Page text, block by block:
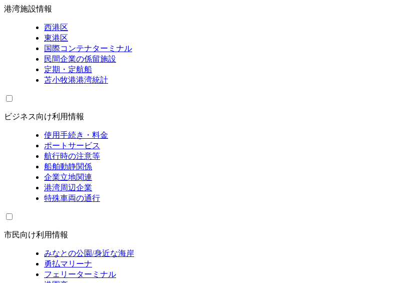
港湾施設情報
西港区
東港区
国際コンテナターミナル
民間企業の係留施設
定期・定航船
苫小牧港港湾統計
ビジネス向け利用情報
使用手続き・料金
ポートサービス
航行時の注意等
船舶動静関係
企業立地関連
港湾周辺企業
特殊車両の通行
市民向け利用情報
みなとの公園/身近な海岸
勇払マリーナ
フェリーターミナル